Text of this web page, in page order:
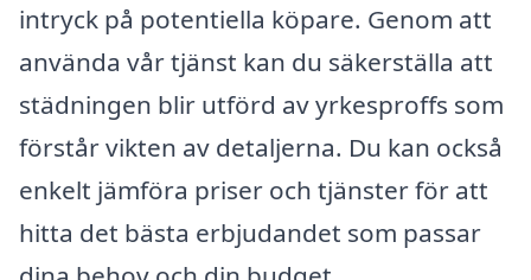
intryck på potentiella köpare. Genom att
använda vår tjänst kan du säkerställa att
städningen blir utförd av yrkesproffs som
förstår vikten av detaljerna. Du kan också
enkelt jämföra priser och tjänster för att
hitta det bästa erbjudandet som passar